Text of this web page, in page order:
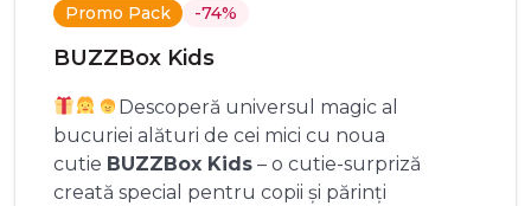
Promo Pack -74%
BUZZBox Kids
Descoperă universul magic al
bucuriei alături de cei mici cu noua
cutie BUZZBox Kids – o cutie-surpriză
creată special pentru copii și părinți